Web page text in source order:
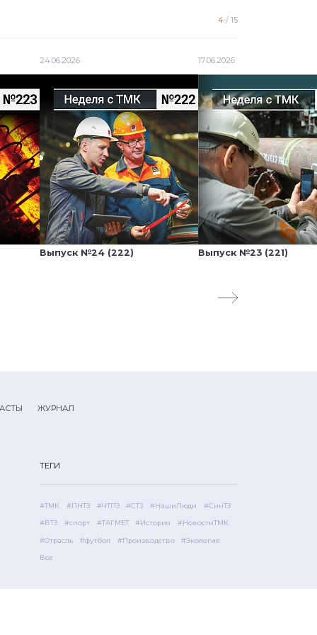
4/ 15
24.06.2026
Выпуск №24 (222)
17.06.2026
Выпуск №23 (221)
ЖУРНАЛ
ТЕГИ
#ТМК #ПНТЗ #ЧТПЗ #СТЗ #НашиЛюди #СинТЗ
#ВТЗ #спорт #ТАГМЕТ #История #НовостиТМК
#Отрасль #футбол #Производство #Экология
Все